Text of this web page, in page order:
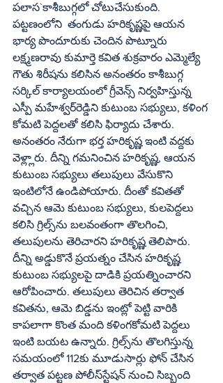
పలాస`కాశీబుగ్గలో చోటుచేసుకుంది.
పట్టణంలోని  తంగుడు హరికృష్ణపై ఆయన
భార్య పొందూరుకు చెందిన పొట్నూరు
లక్ష్మణరావు కుమార్తె కవిత శుక్రవారం ఎమ్మెల్యే
గౌతు శిరీషను కలిసిన అనంతరం కాశీబుగ్గ
సర్కిల్‌ కార్యాలయంలో గ్రీవెన్స్‌ నిర్వహిస్తున్న
ఎస్పీ మహేశ్వర్‌రెడ్డిని కుటుంబ సభ్యులు, కళింగ
కోమటి పెద్దలతో కలిసి ఫిర్యాదు చేశారు.
అనంతరం నేరుగా భర్త హరికృష్ణ ఇంటి వద్దకు
వెళ్ల్లారు. దీన్ని గమనించిన హరికృష్ణ, ఆయన
కుటుంబ సభ్యులు తలుపులు వేసుకొని
ఇంటిలోనే ఉండిపోయారు. దీంతో కవితతో
వచ్చిన ఆమె కుటుంబ సభ్యులు, కులపెద్దలు
కలిసి గ్రిల్స్‌ను బలవంతంగా తొలగించి,
తలుపులను తెరిచారని హరికృష్ణ తెలిపారు.
దీన్ని అడ్డుకొనే ప్రయత్నం చేసిన హరికృష్ణ
కుటుంబ సభ్యులపై దాడికి ప్రయత్నించారని
ఆరోపించారు. తలుపులు తెరిచిన తర్వాత
కవితను, ఆమె బిడ్డను ఇంట్లో పెట్టి వారికి
కాపలాగా కొంత మంది కళింగకోమటి పెద్దలు
ఇంటి బయట ఉన్నారు. గ్రిల్స్‌ను తొలగిస్తున్న
సమయంలో 112కు మూడుసార్లు ఫోన్‌ చేసిన
తర్వాత పట్టణ పోలీస్‌స్టేషన్‌ నుంచి సిబ్బంది